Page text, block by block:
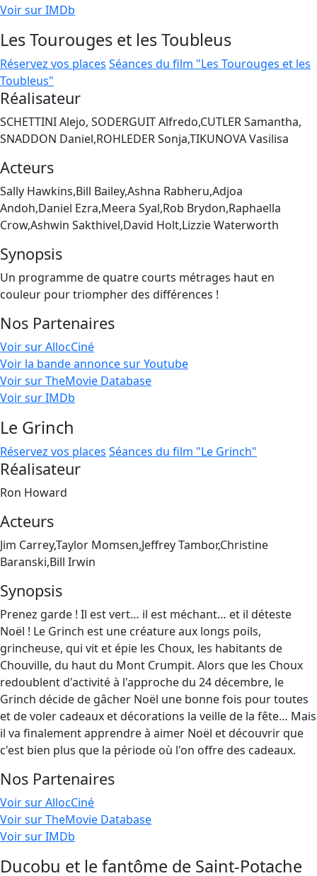
Voir sur IMDb
Les Tourouges et les Toubleus
Réservez vos places Séances du film "Les Tourouges et les
Toubleus"
Réalisateur
SCHETTINI Alejo, SODERGUIT Alfredo,CUTLER Samantha,
SNADDON Daniel,ROHLEDER Sonja,TIKUNOVA Vasilisa
Acteurs
Sally Hawkins,Bill Bailey,Ashna Rabheru,Adjoa
Andoh,Daniel Ezra,Meera Syal,Rob Brydon,Raphaella
Crow,Ashwin Sakthivel,David Holt,Lizzie Waterworth
Synopsis
Un programme de quatre courts métrages haut en
couleur pour triompher des différences !
Nos Partenaires
Voir sur AllocCiné
Voir la bande annonce sur Youtube
Voir sur TheMovie Database
Voir sur IMDb
Le Grinch
Réservez vos places Séances du film "Le Grinch"
Réalisateur
Ron Howard
Acteurs
Jim Carrey,Taylor Momsen,Jeffrey Tambor,Christine
Baranski,Bill Irwin
Synopsis
Prenez garde ! Il est vert… il est méchant… et il déteste
Noël ! Le Grinch est une créature aux longs poils,
grincheuse, qui vit et épie les Choux, les habitants de
Chouville, du haut du Mont Crumpit. Alors que les Choux
redoublent d'activité à l'approche du 24 décembre, le
Grinch décide de gâcher Noël une bonne fois pour toutes
et de voler cadeaux et décorations la veille de la fête… Mais
il va finalement apprendre à aimer Noël et découvrir que
c'est bien plus que la période où l'on offre des cadeaux.
Nos Partenaires
Voir sur AllocCiné
Voir sur TheMovie Database
Voir sur IMDb
Ducobu et le fantôme de Saint-Potache